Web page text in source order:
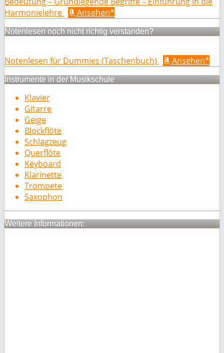
Harmonielehre
Ansehen*
Notenlesen noch nicht richtig verstanden?
Notenlesen für Dummies (Taschenbuch) Ansehen*
Instrumente in der Musikschule
Klavier
Gitarre
Geige
Blockflöte
Schlagzeug
Querflöte
Keyboard
Klarinette
Trompete
Saxophon
Weitere Informationen: